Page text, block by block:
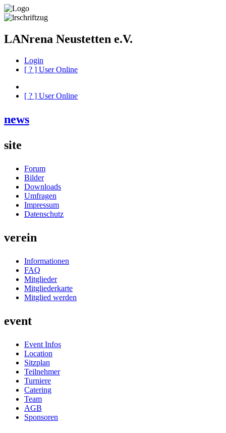
LANrena Neustetten e.V.
Login
[ ? ] User Online
[ ? ] User Online
news
site
Forum
Bilder
Downloads
Umfragen
Impressum
Datenschutz
verein
Informationen
FAQ
Mitglieder
Mitgliederkarte
Mitglied werden
event
Event Infos
Location
Sitzplan
Teilnehmer
Turniere
Catering
Team
AGB
Sponsoren